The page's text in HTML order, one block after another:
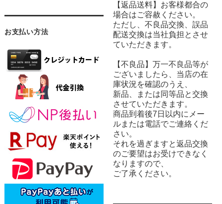
お支払い方法
【返品送料】お客様都合の
場合はご容赦ください。
ただし、不良品交換、誤品
配送交換は当社負担とさせ
ていただきます。
【不良品】万一不良品等が
ございましたら、当店の在
庫状況を確認のうえ、
新品、または同等品と交換
させていただきます。
商品到着後7日以内にメー
ルまたは電話でご連絡くだ
さい。
それを過ぎますと返品交換
のご要望はお受けできなく
なりますので、
ご了承ください。